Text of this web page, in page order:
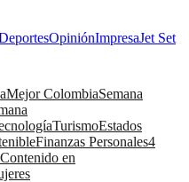
OpiniónImpresaJet Set
Mejor ColombiaSemana
TurismoEstados
Finanzas Personales4
Contenido en